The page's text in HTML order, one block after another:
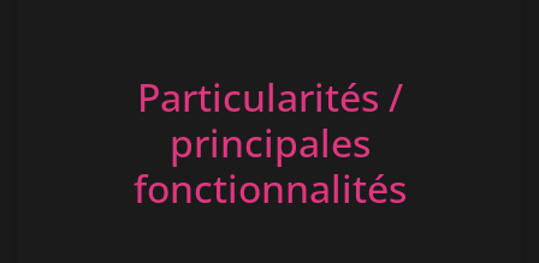
Particularités /
principales
fonctionnalités